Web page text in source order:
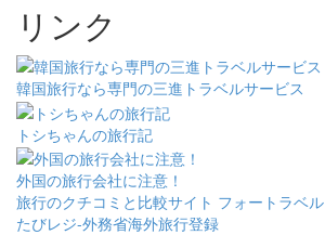
リンク
韓国旅行なら専門の三進トラベルサービス
トシちゃんの旅行記
外国の旅行会社に注意！
旅行のクチコミと比較サイト フォートラベル
たびレジ-外務省海外旅行登録